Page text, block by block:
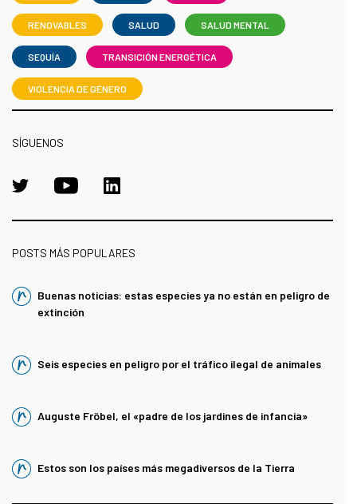
RENOVABLES SALUD SALUD MENTAL
SEQUÍA TRANSICIÓN ENERGÉTICA
VIOLENCIA DE GÉNERO
SÍGUENOS
POSTS MÁS POPULARES
Buenas noticias: estas especies ya no están en peligro de
extinción
Seis especies en peligro por el tráfico ilegal de animales
Auguste Fröbel, el «padre de los jardines de infancia»
Estos son los países más megadiversos de la Tierra